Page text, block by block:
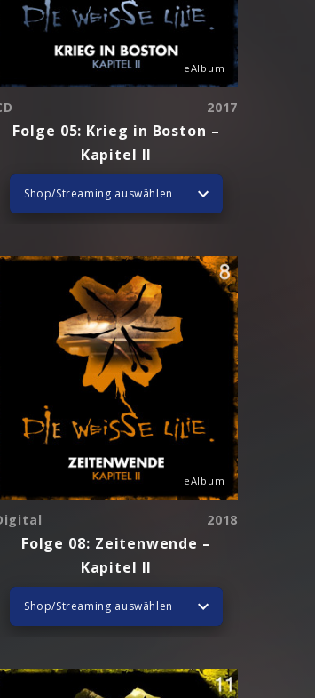
eAlbum
2017
Folge 05: Krieg in Boston –
Kapitel II
Shop/Streaming auswählen
eAlbum
2018
Folge 08: Zeitenwende –
Kapitel II
Shop/Streaming auswählen